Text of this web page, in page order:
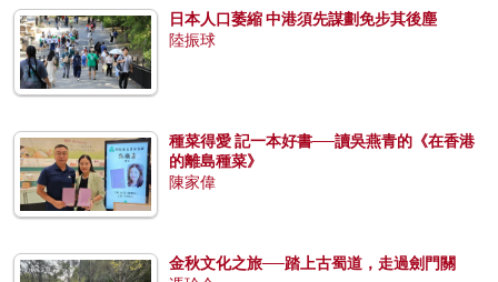
日本人口萎縮 中港須先謀劃免步其後塵
陸振球
種菜得愛 記一本好書──讀吳燕青的《在香港
的離島種菜》
陳家偉
金秋文化之旅──踏上古蜀道，走過劍門關